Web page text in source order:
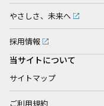
やさしさ、未来へ
採用情報
当サイトについて
サイトマップ
ご利用規約